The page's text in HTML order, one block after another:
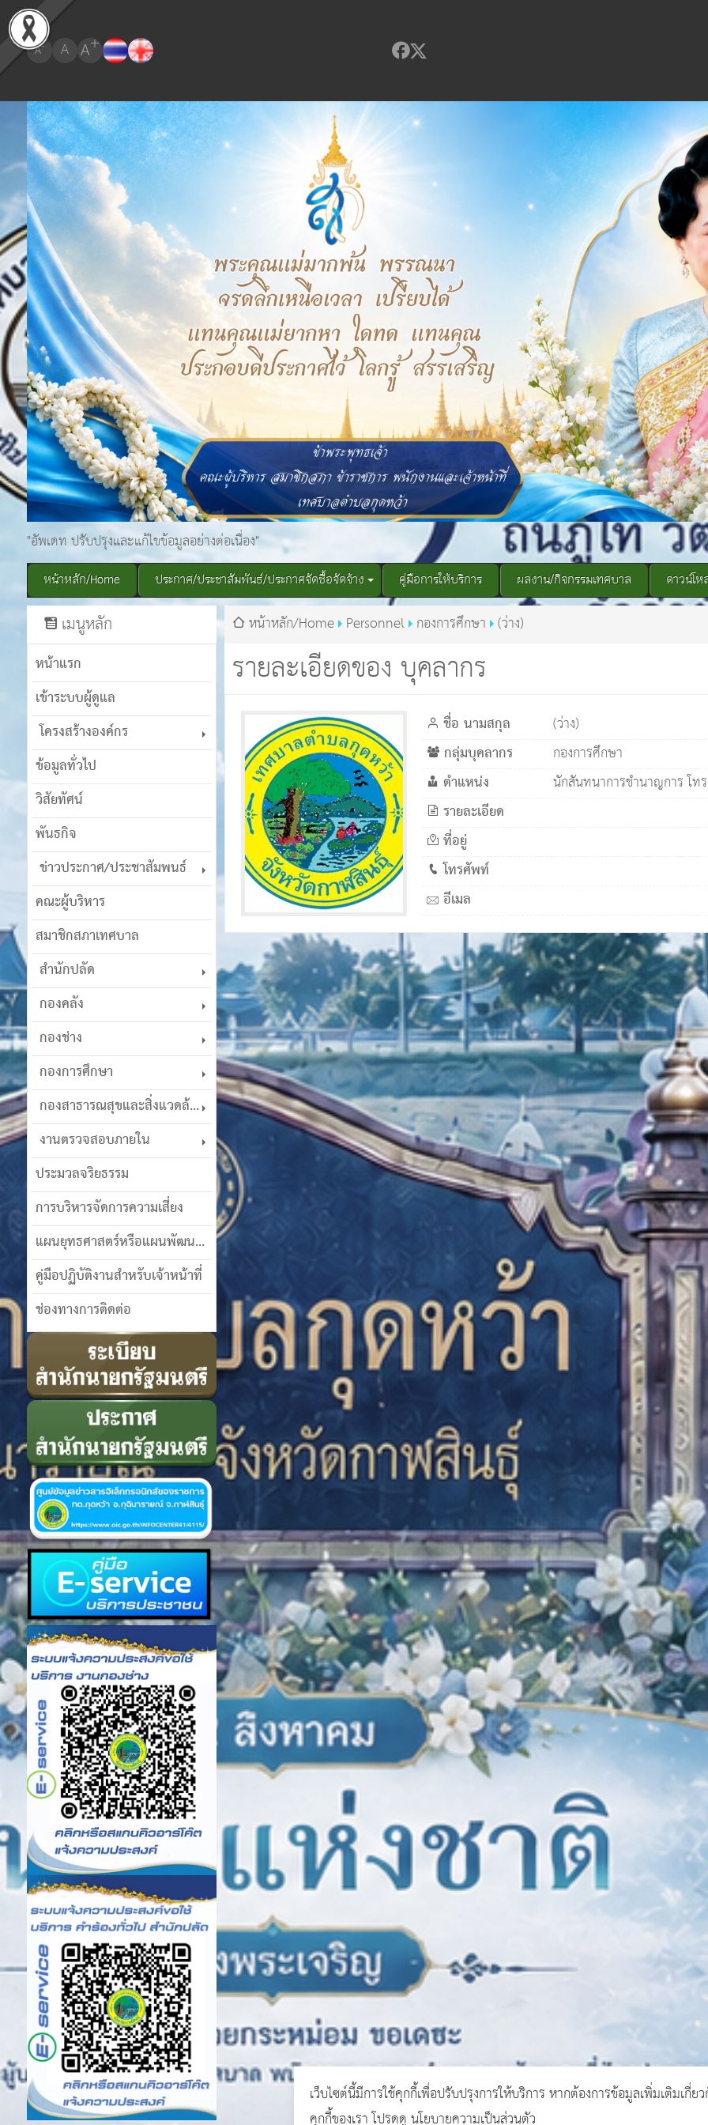
A- A A+
"อัพเดท ปรับปรุงและแก้ไขข้อมูลอย่างต่อเนื่อง"
หน้าหลัก/Home ประกาศ/ประชาสัมพันธ์/ประกาศจัดซื้อจัดจ้าง คู่มือการให้บริการ ผลงาน/กิจกรรมเทศบาล ดาวน์โ
เมนูหลัก
หน้าแรก
เข้าระบบผู้ดูแล
โครงสร้างองค์กร
ข้อมูลทั่วไป
วิสัยทัศน์
พันธกิจ
ข่าวประกาศ/ประชาสัมพนธ์
คณะผู้บริหาร
สมาชิกสภาเทศบาล
สำนักปลัด
กองคลัง
กองช่าง
กองการศึกษา
กองสาธารณสุขและสิ่งแวดล้อม
งานตรวจสอบภายใน
ประมวลจริยธรรม
การบริหารจัดการความเสี่ยง
แผนยุทธศาสตร์หรือแผนพัฒนาฯ
คู่มือปฏิบัติงานสำหรับเจ้าหน้าที่
ช่องทางการติดต่อ
รายละเอียดของ บุคลากร
หน้าหลัก/Home Personnel กองการศึกษา (ว่าง)
ชื่อ นามสกุล (ว่าง)
กลุ่มบุคลากร กองการศึกษา
ตำแหน่ง นักสันทนาการชำนาญการ โท
รายละเอียด
ที่อยู่
โทรศัพท์
อีเมล
เว็บไซต์นี้มีการใช้คุกกี้เพื่อปรับปรุงการให้บริการ หากต้องการข้อมูลเพิ่มเติมเกี่ย
คุกกี้ของเรา โปรดดู นโยบายความเป็นส่วนตัว